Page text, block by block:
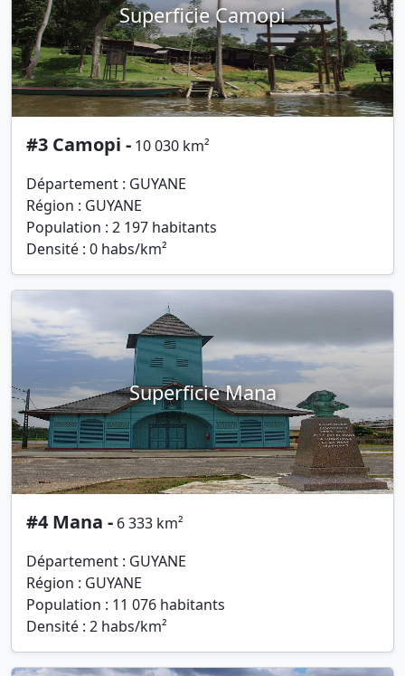
Superficie Camopi
#3 Camopi - 10 030 km²
Département : GUYANE
Région : GUYANE
Population : 2 197 habitants
Densité : 0 habs/km²
Superficie Mana
#4 Mana - 6 333 km²
Département : GUYANE
Région : GUYANE
Population : 11 076 habitants
Densité : 2 habs/km²